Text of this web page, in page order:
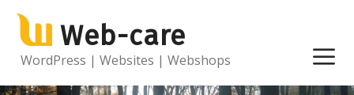
Ga
naar
Web-care
WordPress | Websites | Webshops